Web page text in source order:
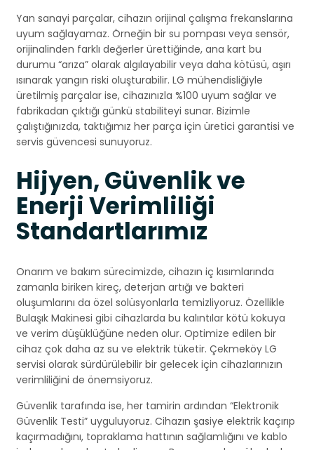
Yan sanayi parçalar, cihazın orijinal çalışma frekanslarına
uyum sağlayamaz. Örneğin bir su pompası veya sensör,
orijinalinden farklı değerler ürettiğinde, ana kart bu
durumu “arıza” olarak algılayabilir veya daha kötüsü, aşırı
ısınarak yangın riski oluşturabilir. LG mühendisliğiyle
üretilmiş parçalar ise, cihazınızla %100 uyum sağlar ve
fabrikadan çıktığı günkü stabiliteyi sunar. Bizimle
çalıştığınızda, taktığımız her parça için üretici garantisi ve
servis güvencesi sunuyoruz.
Hijyen, Güvenlik ve
Enerji Verimliliği
Standartlarımız
Onarım ve bakım sürecimizde, cihazın iç kısımlarında
zamanla biriken kireç, deterjan artığı ve bakteri
oluşumlarını da özel solüsyonlarla temizliyoruz. Özellikle
Bulaşık Makinesi gibi cihazlarda bu kalıntılar kötü kokuya
ve verim düşüklüğüne neden olur. Optimize edilen bir
cihaz çok daha az su ve elektrik tüketir. Çekmeköy LG
servisi olarak sürdürülebilir bir gelecek için cihazlarınızın
verimliliğini de önemsiyoruz.
Güvenlik tarafında ise, her tamirin ardından “Elektronik
Güvenlik Testi” uyguluyoruz. Cihazın şasiye elektrik kaçırıp
kaçırmadığını, topraklama hattının sağlamlığını ve kablo